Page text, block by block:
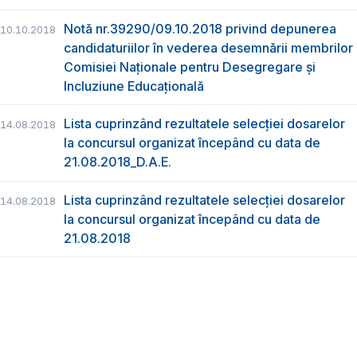
10.10.2018
Notă nr.39290/09.10.2018 privind depunerea
candidaturiilor în vederea desemnării membrilor
Comisiei Naționale pentru Desegregare și
Incluziune Educațională
14.08.2018
Lista cuprinzând rezultatele selecției dosarelor
la concursul organizat începând cu data de
21.08.2018_D.A.E.
14.08.2018
Lista cuprinzând rezultatele selecției dosarelor
la concursul organizat începând cu data de
21.08.2018